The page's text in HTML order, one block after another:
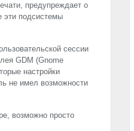
предупреждает о
эти подсистемы
сессии
GDM (Gnome
настройки
не имел возможности
возможно просто